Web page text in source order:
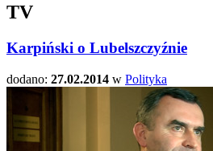
TV
Karpiński o Lubelszczyźnie
dodano: 27.02.2014 w Polityka